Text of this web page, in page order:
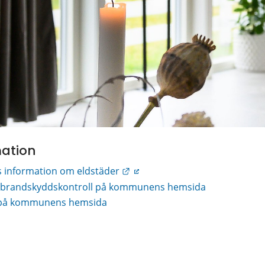
information om eldstäder
Länk till annan webbplats.
på kommunens hemsida
kommunens hemsida